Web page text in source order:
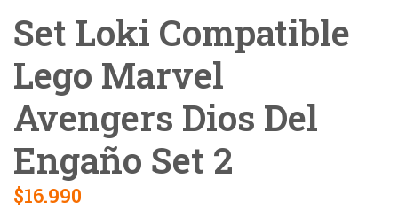
Set Loki Compatible
Lego Marvel
Avengers Dios Del
Engaño Set 2
$16.990